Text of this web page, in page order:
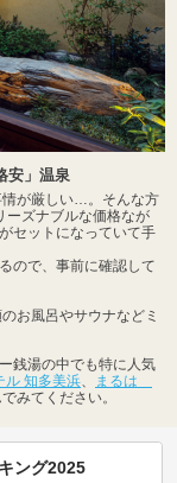
安」温泉
情が厳しい…。そんな方
ーズナブルな価格なが
セットになっていて手
ので、事前に確認して
お風呂やサウナなどミ
銭湯の中でも特に人気
ル 知多美浜、
まるは
みてください。
ング2025